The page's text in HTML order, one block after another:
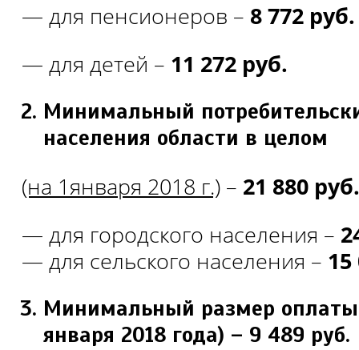
— для пенсионеров – 8 772 руб.
— для детей – 11 272 руб.
Минимальный
населения области в целом
(на 1января 2018 г.) – 21 880 руб.
— для городского населения –
— для сельского населения – 15
Минимальный размер
января 2018 года) – 9 489 руб.